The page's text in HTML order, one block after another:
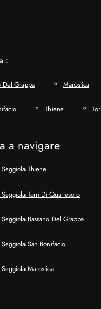
:
Del Grappa Marostica
Thiene
a navigare
Seggiola Thiene
Seggiola Torri Di Quartesolo
Seggiola Bassano Del Grappa
Seggiola San Bonifacio
Seggiola Marostica